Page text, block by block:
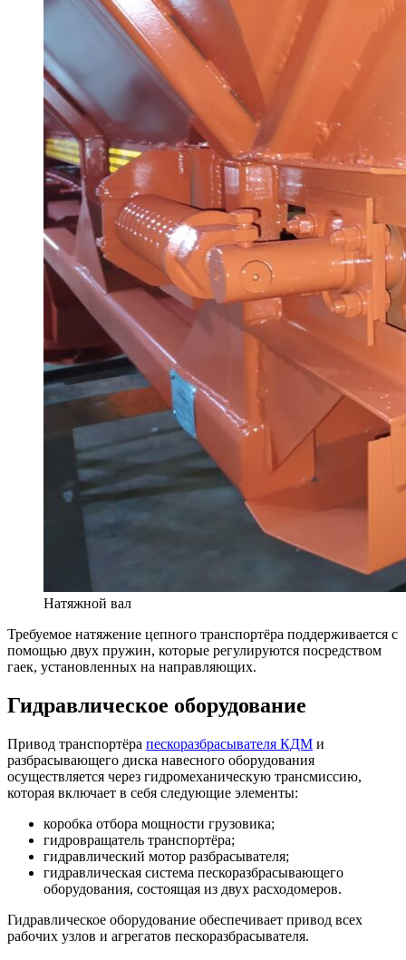
Натяжной вал
Требуемое натяжение цепного транспортёра поддерживается с
помощью двух пружин, которые регулируются посредством
гаек, установленных на направляющих.
Гидравлическое оборудование
Привод транспортёра пескоразбрасывателя КДМ и
разбрасывающего диска навесного оборудования
осуществляется через гидромеханическую трансмиссию,
которая включает в себя следующие элементы:
коробка отбора мощности грузовика;
гидровращатель транспортёра;
гидравлический мотор разбрасывателя;
гидравлическая система пескоразбрасывающего
оборудования, состоящая из двух расходомеров.
Гидравлическое оборудование обеспечивает привод всех
рабочих узлов и агрегатов пескоразбрасывателя.